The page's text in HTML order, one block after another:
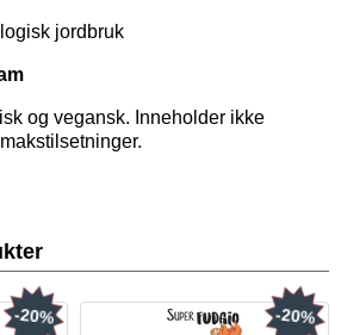
jordbruk
og vegansk. Inneholder ikke
-20% -20%